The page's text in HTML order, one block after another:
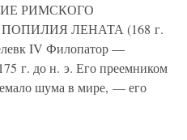
РИМСКОГО
ЛЕНАТА (168 г.
IV Филопатор —
г. до н. э. Его преемником
шума в мире, — его